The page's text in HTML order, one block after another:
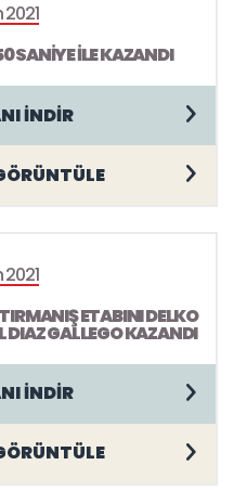
2021
SANİYE İLE KAZANDI
İNDİR
2021
ETABINI DELKO
GALLEGO KAZANDI
İNDİR